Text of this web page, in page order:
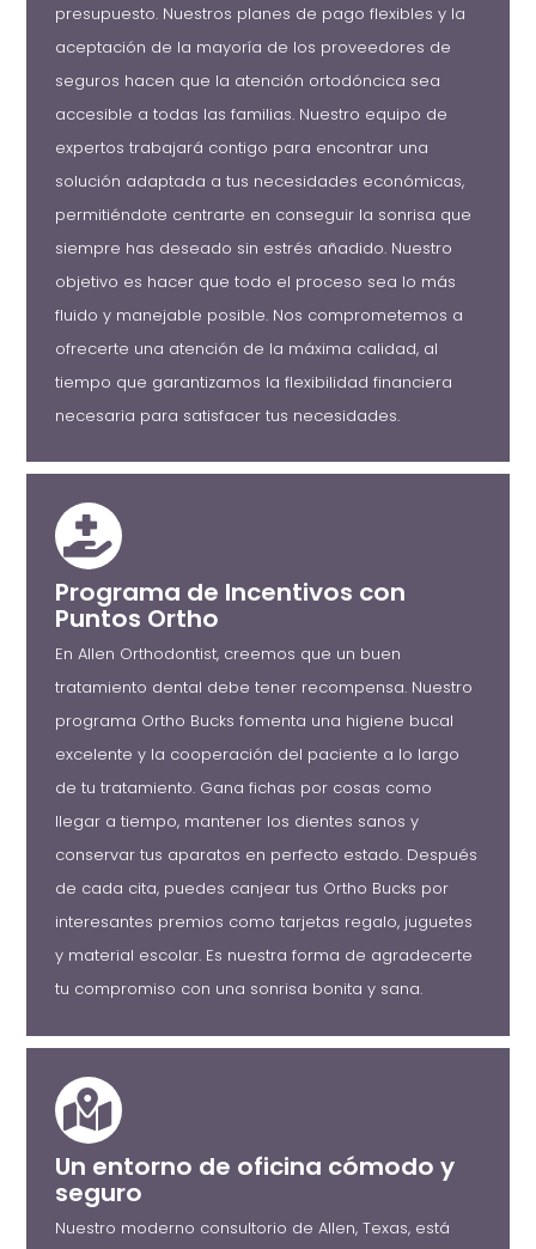
presupuesto. Nuestros planes de pago flexibles y la
aceptación de la mayoría de los proveedores de
seguros hacen que la atención ortodóncica sea
accesible a todas las familias. Nuestro equipo de
expertos trabajará contigo para encontrar una
solución adaptada a tus necesidades económicas,
permitiéndote centrarte en conseguir la sonrisa que
siempre has deseado sin estrés añadido. Nuestro
objetivo es hacer que todo el proceso sea lo más
fluido y manejable posible. Nos comprometemos a
ofrecerte una atención de la máxima calidad, al
tiempo que garantizamos la flexibilidad financiera
necesaria para satisfacer tus necesidades.
Programa de Incentivos con
Puntos Ortho
En Allen Orthodontist, creemos que un buen
tratamiento dental debe tener recompensa. Nuestro
programa Ortho Bucks fomenta una higiene bucal
excelente y la cooperación del paciente a lo largo
de tu tratamiento. Gana fichas por cosas como
llegar a tiempo, mantener los dientes sanos y
conservar tus aparatos en perfecto estado. Después
de cada cita, puedes canjear tus Ortho Bucks por
interesantes premios como tarjetas regalo, juguetes
y material escolar. Es nuestra forma de agradecerte
tu compromiso con una sonrisa bonita y sana.
Un entorno de oficina cómodo y
seguro
Nuestro moderno consultorio de Allen, Texas, está